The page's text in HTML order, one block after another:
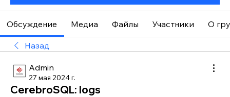
Обсуждение Медиа Файлы Участники О
Назад
Admin
27 мая 2024 г.
CerebroSQL: logs